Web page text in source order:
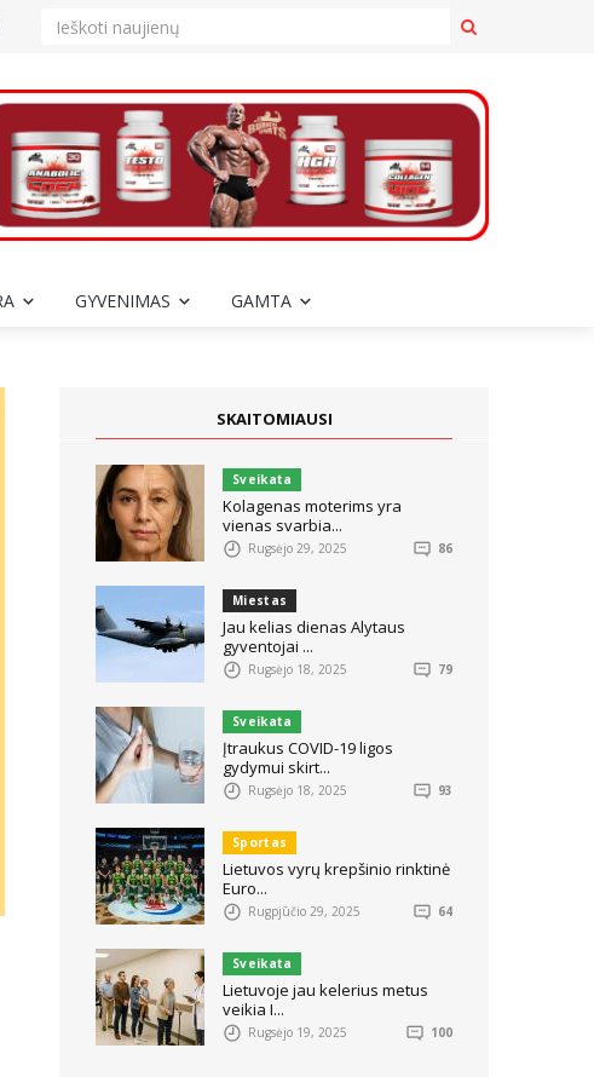
GYVENIMAS GAMTA
SKAITOMIAUSI
Sveikata
Kolagenas moterims yra
vienas svarbia...
Rugsėjo 29, 2025 86
Miestas
Jau kelias dienas Alytaus
gyventojai ...
Rugsėjo 18, 2025 79
Sveikata
Įtraukus COVID-19 ligos
gydymui skirt...
Rugsėjo 18, 2025 93
Sportas
Lietuvos vyrų krepšinio rinktinė
Euro...
Rugpjūčio 29, 2025 64
Sveikata
Lietuvoje jau kelerius metus
veikia I...
Rugsėjo 19, 2025 100